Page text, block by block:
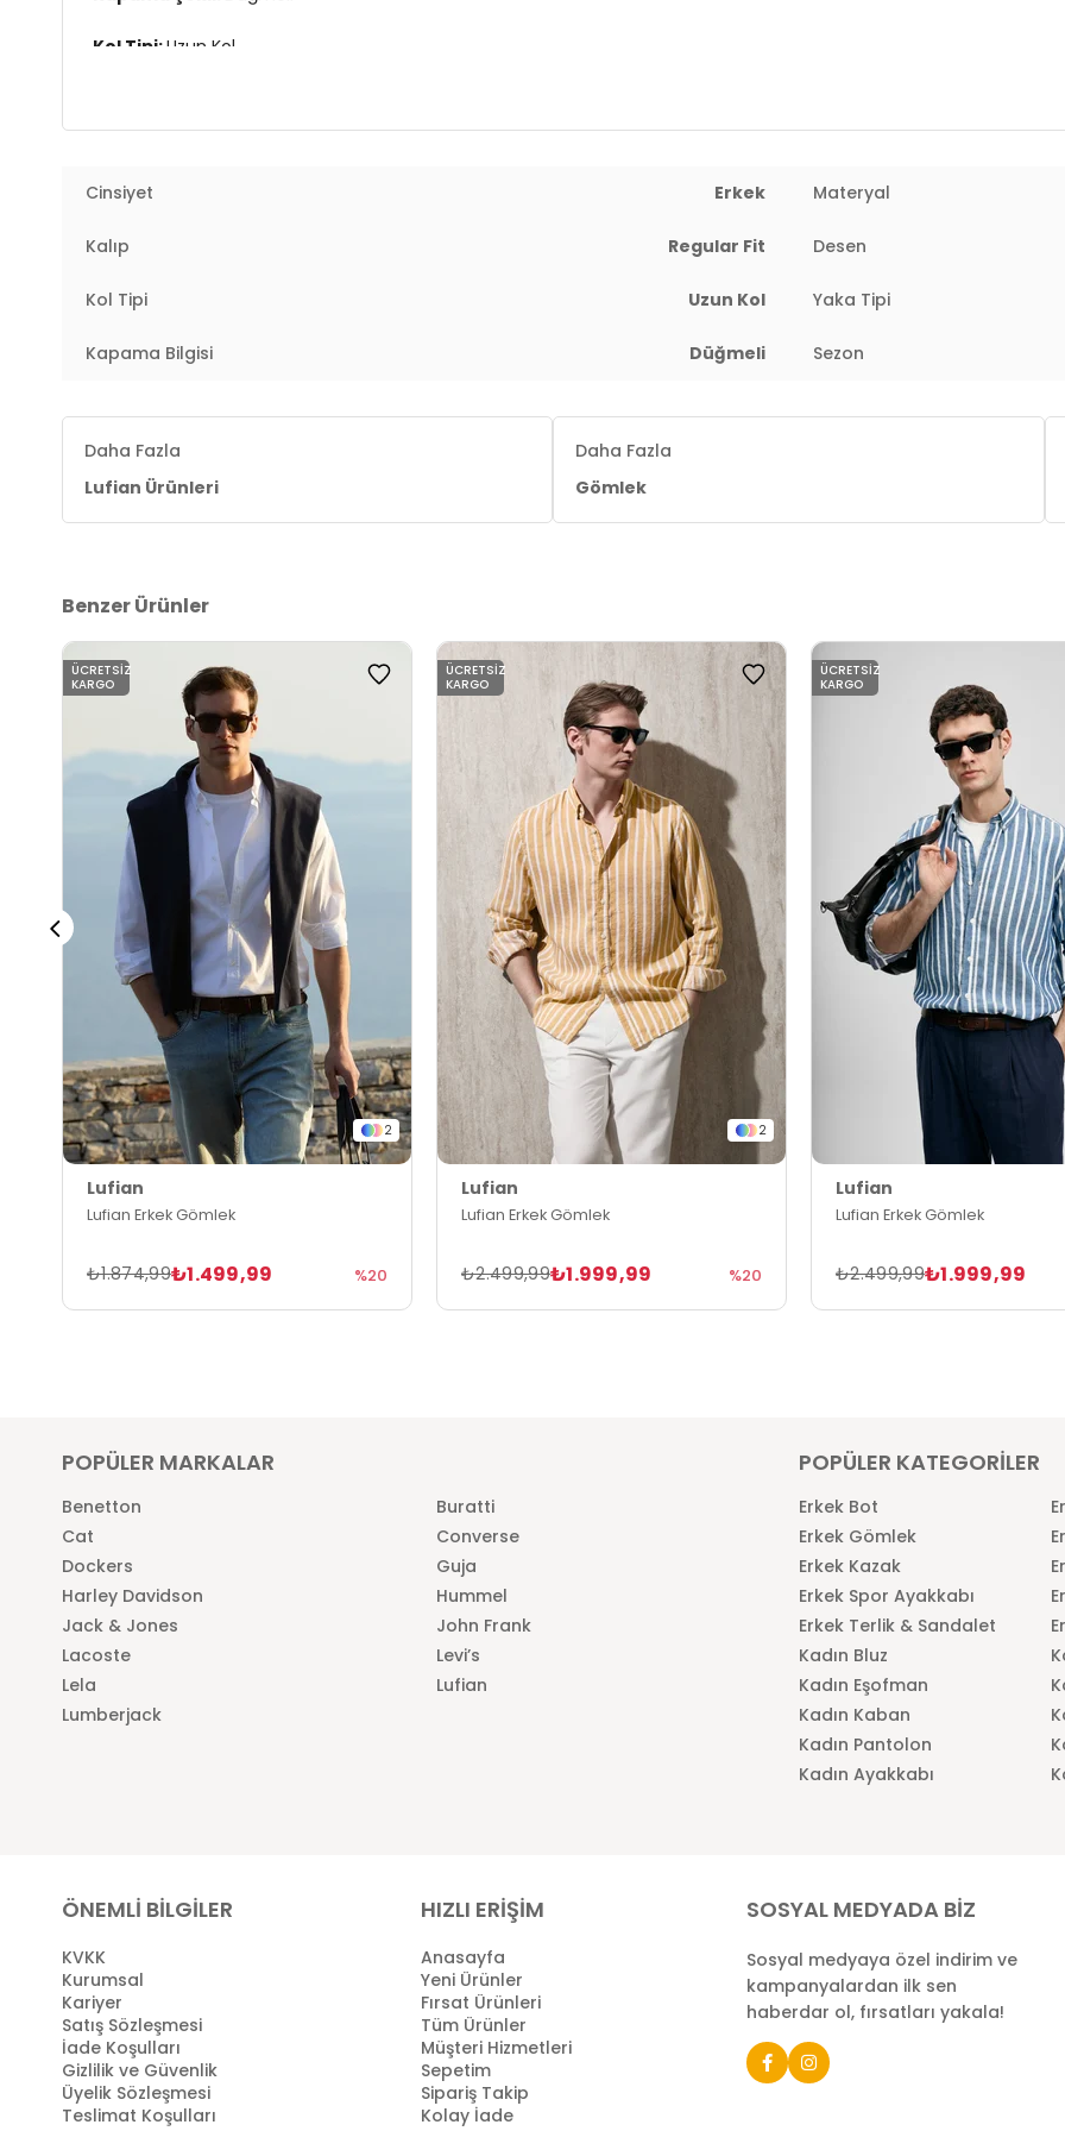
Kol Tipi:Uzun Kol
Kalıp Bilgisi:
Yaş Grubu:
Menşei:
Cinsiyet Erkek Materyal
Kalıp Regular Fit Desen
Kol Tipi Uzun Kol Yaka Tipi
Kapama Bilgisi Düğmeli Sezon
Daha Fazla
Lufian Ürünleri
Daha Fazla
Gömlek
Benzer Ürünler
2
Lufian
Lufian Erkek Gömlek
₺1.499,99
₺1.874,99 %20
ÜCRETSIZ
KARGO
2
Lufian
Lufian Erkek Gömlek
₺1.999,99
₺2.499,99 %20
ÜCRETSIZ
KARGO
Lufian
Lufian Erkek Gömlek
₺1.999,99
₺2.499,99
ÜCRETSIZ
KARGO
POPÜLER MARKALAR
Benetton
Buratti
Cat
Converse
Dockers
Guja
Harley Davidson
Hummel
Jack & Jones
John Frank
Lacoste
Levi’s
Lela
Lufian
Lumberjack
POPÜLER KATEGORİLER
Erkek Bot
Erkek Gömlek
Erkek Kazak
Erkek Spor Ayakkabı
Erkek Terlik & Sandalet
Kadın Bluz
Kadın Eşofman
Kadın Kaban
Kadın Pantolon
Kadın Ayakkabı
ÖNEMLİ BİLGİLER
KVKK
Kurumsal
Kariyer
Satış Sözleşmesi
İade Koşulları
Gizlilik ve Güvenlik
Üyelik Sözleşmesi
Teslimat Koşulları
HIZLI ERİŞİM
Anasayfa
Yeni Ürünler
Fırsat Ürünleri
Tüm Ürünler
Müşteri Hizmetleri
Sepetim
Sipariş Takip
Kolay İade
SOSYAL MEDYADA BİZ
Sosyal medyaya özel indirim ve
kampanyalardan ilk sen
haberdar ol, fırsatları yakala!